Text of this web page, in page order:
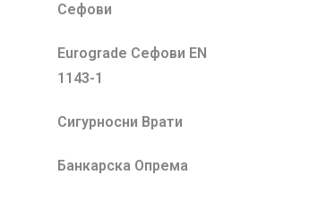
Сефови
Eurograde Сефови EN
1143-1
Сигурносни Врати
Банкарска Опрема